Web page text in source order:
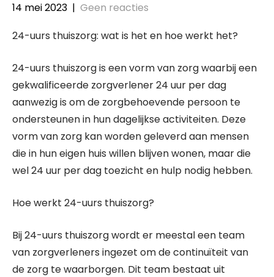
14 mei 2023 | Geen reacties
24-uurs thuiszorg: wat is het en hoe werkt het?
24-uurs thuiszorg is een vorm van zorg waarbij een
gekwalificeerde zorgverlener 24 uur per dag
aanwezig is om de zorgbehoevende persoon te
ondersteunen in hun dagelijkse activiteiten. Deze
vorm van zorg kan worden geleverd aan mensen
die in hun eigen huis willen blijven wonen, maar die
wel 24 uur per dag toezicht en hulp nodig hebben.
Hoe werkt 24-uurs thuiszorg?
Bij 24-uurs thuiszorg wordt er meestal een team
van zorgverleners ingezet om de continuïteit van
de zorg te waarborgen. Dit team bestaat uit